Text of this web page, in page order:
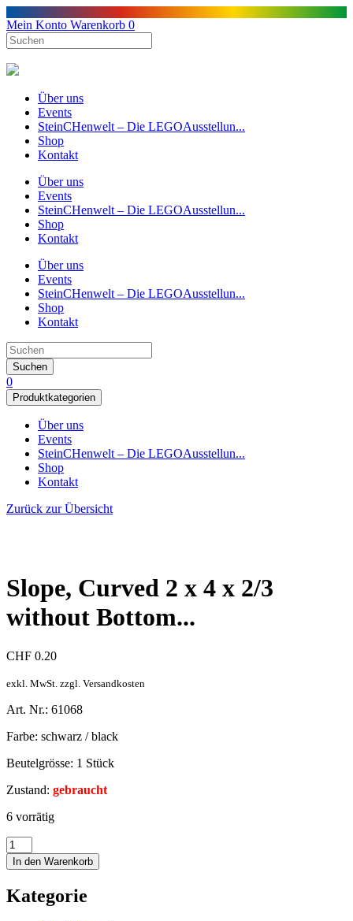
Mein Konto Warenkorb 0
Über uns
Events
SteinCHenwelt – Die LEGOAusstellun...
Shop
Kontakt
Über uns
Events
SteinCHenwelt – Die LEGOAusstellun...
Shop
Kontakt
Über uns
Events
SteinCHenwelt – Die LEGOAusstellun...
Shop
Kontakt
Suchen
0
Produktkategorien
Über uns
Events
SteinCHenwelt – Die LEGOAusstellun...
Shop
Kontakt
Zurück zur Übersicht
Slope, Curved 2 x 4 x 2/3
without Bottom...
CHF 0.20
exkl. MwSt. zzgl. Versandkosten
Art. Nr.: 61068
Farbe: schwarz / black
Beutelgrösse: 1 Stück
Zustand: gebraucht
6 vorrätig
In den Warenkorb
Kategorie